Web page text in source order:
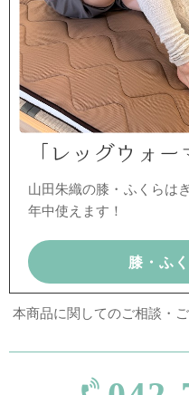
「レッグウォー
山田朱織の膝・ふくらは
年中使えます！
膝・ふ
本商品に関してのご相談・